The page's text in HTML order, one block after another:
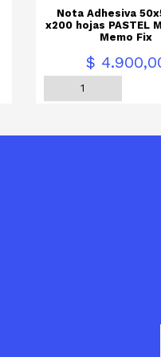
Nota Adhesiva
x200 hojas PASTEL
Memo Fix
$